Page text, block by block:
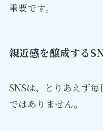
重要です。
親近感を醸成する
SNSは、とりあえず
ではありません。